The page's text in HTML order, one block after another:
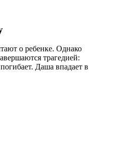
о ребенке. Однако
трагедией:
Даша впадает в